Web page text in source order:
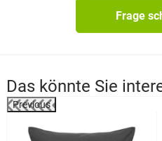
Frage
Das könnte Sie
Previous